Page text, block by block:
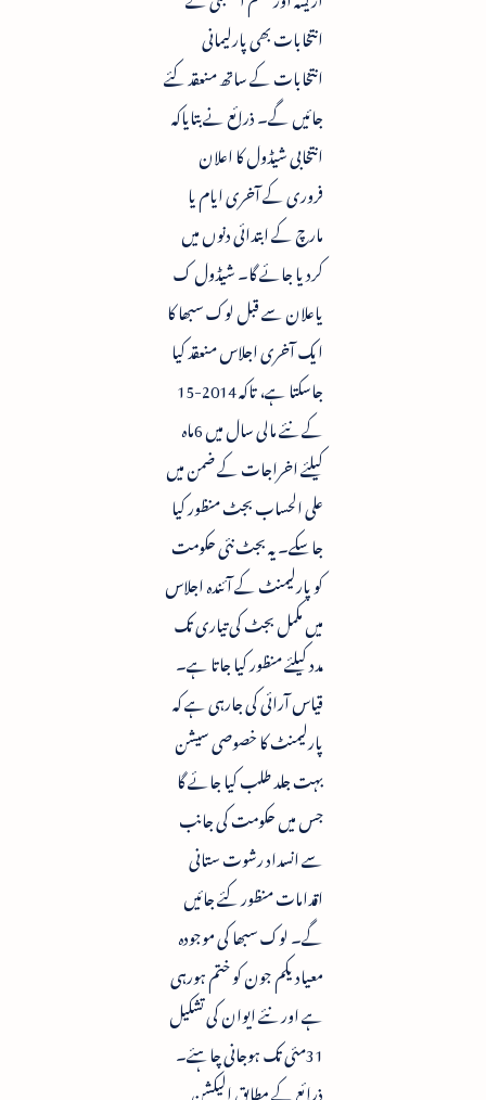
انتخابات بھی پارلیمانی
انتخابات کے ساتھ منعقد کئے
جائیں گے۔ ذرائع نے بتایاکہ
انتخابی شیڈول کا اعلان
فروری کے آخری ایام یا
مارچ کے ابتدائی دنوں میں
کردیا جائے گا۔ شیڈول ک
یاعلان سے قبل لوک سبھا کا
ایک آخری اجلاس منعقد کیا
جاسکتا ہے، تاکہ 2014-15
کے نئے مالی سال میں 6ماہ
کیلئے اخراجات کے ضمن میں
علی الحساب بجٹ منظور کیا
جاسکے۔ یہ بجٹ نئی حکومت
کو پارلیمنٹ کے آئندہ اجلاس
میں مکمل بجٹ کی تیاری تک
مدد کیلئے منظور کیا جاتا ہے۔
قیاس آرائی کی جارہی ہے کہ
پارلیمنٹ کا خصوصی سیشن
بہت جلد طلب کیا جائے گا
جس میں حکومت کی جانب
سے انسداد رشوت ستانی
اقدامات منظور کئے جائیں
گے۔ لوک سبھا کی موجودہ
معیاد یکم جون کو ختم ہورہی
ہے اور نئے ایوان کی تشکیل
31مئی تک ہوجانی چاہئے۔
ذرائع کے مطابق الیکشن